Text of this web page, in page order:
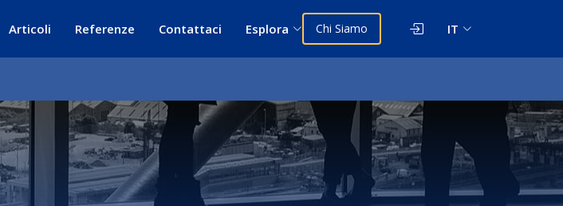
Articoli Referenze Contattaci Esplora Chi Siamo IT